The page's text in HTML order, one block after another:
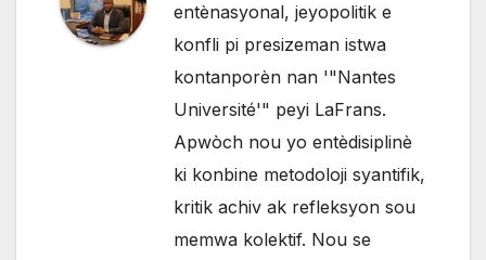
entènasyonal, jeyopolitik e
konfli pi presizeman istwa
kontanporèn nan '"Nantes
Université'" peyi LaFrans.
Apwòch nou yo entèdisiplinè
ki konbine metodoloji syantifik,
kritik achiv ak refleksyon sou
memwa kolektif. Nou se